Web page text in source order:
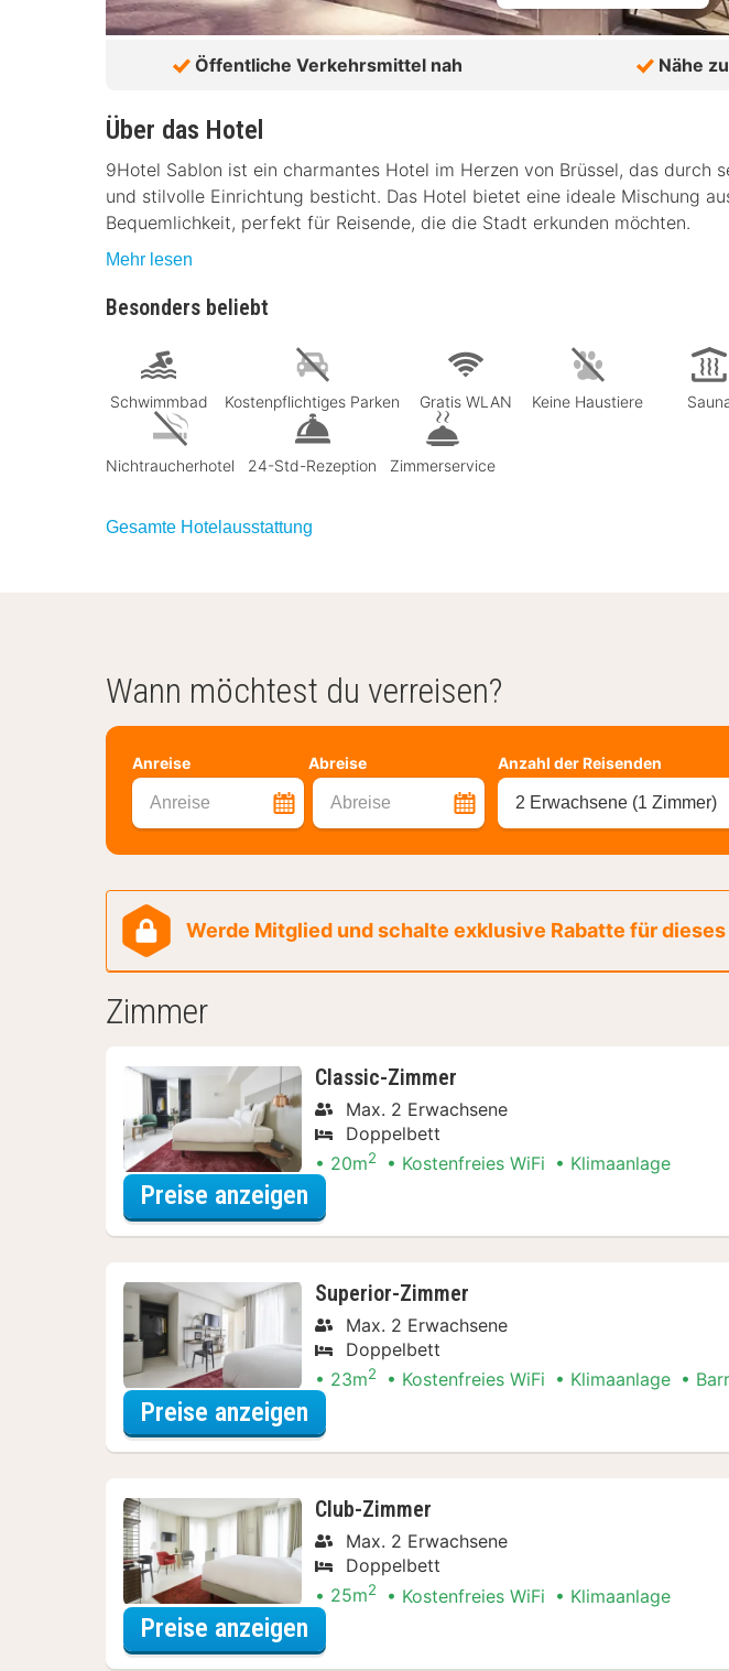
Öffentliche Verkehrsmittel nah Nähe
Über das Hotel
9Hotel Sablon ist ein charmantes Hotel im Herzen von Brüssel, das durch
und stilvolle Einrichtung besticht. Das Hotel bietet eine ideale Mischung
Bequemlichkeit, perfekt für Reisende, die die Stadt erkunden möchten.
Mehr lesen
Besonders beliebt
Schwimmbad Kostenpflichtiges Parken Gratis WLAN Keine Haustiere
Nichtraucherhotel 24-Std-Rezeption Zimmerservice
Gesamte Hotelausstattung
Wann möchtest du verreisen?
Anreise Abreise
Anreise Abreise
Anzahl der Reisenden
2 Erwachsene (1 Zimmer)
Werde Mitglied und schalte exklusive Rabatte für
Zimmer
Classic-Zimmer
Max. 2 Erwachsene
Doppelbett
20m2 Kostenfreies WiFi Klimaanlage
Preise anzeigen
Superior-Zimmer
Max. 2 Erwachsene
Doppelbett
23m2 Kostenfreies WiFi Klimaanlage
Preise anzeigen
Club-Zimmer
Max. 2 Erwachsene
Doppelbett
25m2 Kostenfreies WiFi Klimaanlage
Preise anzeigen